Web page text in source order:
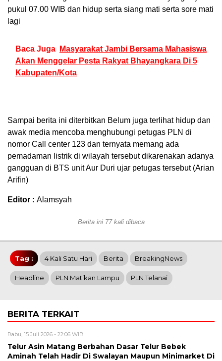
pukul 07.00 WIB dan hidup serta siang mati serta sore mati
lagi
Baca Juga
Masyarakat Jambi Bersama Mahasiswa
Akan Menggelar Pesta Rakyat Bhayangkara Di 5
Kabupaten/Kota
Sampai berita ini diterbitkan Belum juga terlihat hidup dan
awak media mencoba menghubungi petugas PLN di
nomor Call center 123 dan ternyata memang ada
pemadaman listrik di wilayah tersebut dikarenakan adanya
gangguan di BTS unit Aur Duri ujar petugas tersebut (Arian
Arifin)
Editor : Alamsyah
Berita ini 77 kali dibaca
Tag : 4 Kali Satu Hari Berita BreakingNews
Headline PLN Matikan Lampu PLN Telanai
BERITA TERKAIT
Rabu, 15 Juli 2026 - 22:06 WIB
Telur Asin Matang Berbahan Dasar Telur Bebek
Aminah Telah Hadir Di Swalayan Maupun Minimarket Di